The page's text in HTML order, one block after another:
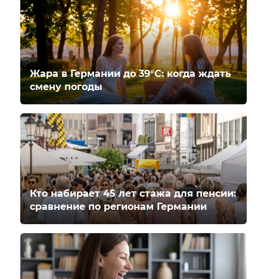
Жара в Германии до 39°C: когда ждать
смену погоды
Кто набирает 45 лет стажа для пенсии:
сравнение по регионам Германии